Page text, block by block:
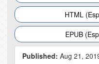
HTML
EPUB
Published: Aug 21,